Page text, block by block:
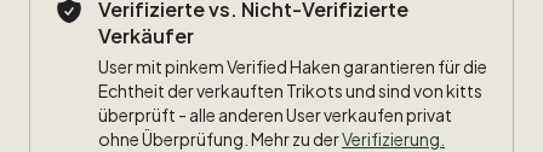
Verifizierte vs. Nicht-Verifizierte
Verkäufer
User mit pinkem Verified Haken garantieren für die
Echtheit der verkauften Trikots und sind von kitts
überprüft - alle anderen User verkaufen privat
ohne Überprüfung. Mehr zu derVerifizierung.